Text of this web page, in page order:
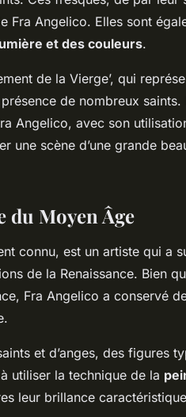
Fra Angelico. Elles sont
et des couleurs.
de la Vierge’, qui
de nombreux saints.
Angelico, avec son
une scène d’une grande
Moyen Âge
connu, est un artiste qui a
de la Renaissance. Bien
Fra Angelico a conservé
et d’anges, des figures
utiliser la technique de la
leur brillance